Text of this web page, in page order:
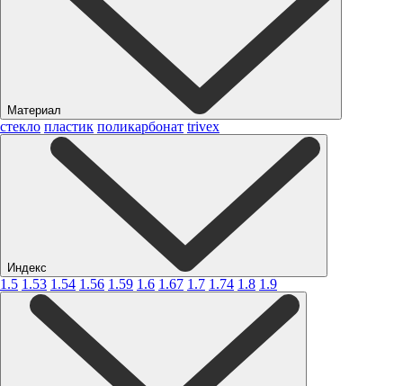
Материал
стекло пластик поликарбонат trivex
Индекс
1.5 1.53 1.54 1.56 1.59 1.6 1.67 1.7 1.74 1.8 1.9